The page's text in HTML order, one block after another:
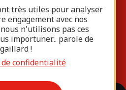
très utiles pour analyser
engagement avec nos
n'utilisons pas ces
importuner... parole de
gaillard !
confidentialité
à
08